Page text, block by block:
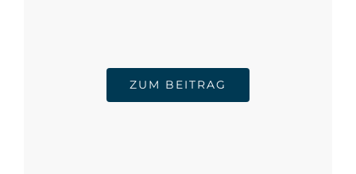
ZUM BEITRAG